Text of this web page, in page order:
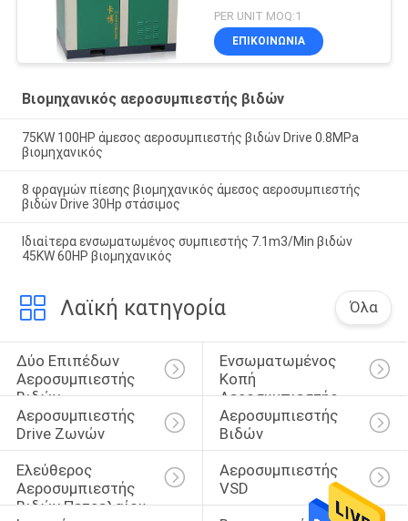
ΠΡΩΘΥΠΟΥΡΓΟΥ VSD
16Bar
PER UNIT MOQ:1
ΕΠΙΚΟΙΝΩΝΊΑ
Βιομηχανικός αεροσυμπιεστής βιδών
75KW 100HP άμεσος αεροσυμπιεστής βιδών Drive 0.8MPa
βιομηχανικός
8 φραγμών πίεσης βιομηχανικός άμεσος αεροσυμπιεστής
βιδών Drive 30Hp στάσιμος
Ιδιαίτερα ενσωματωμένος συμπιεστής 7.1m3/Min βιδών
45KW 60HP βιομηχανικός
Λαϊκή κατηγορία Όλα
Δύο Επιπέδων
Αεροσυμπιεστής
Βιδών
Ενσωματωμένος
Κοπή
Αεροσυμπιεστής
Λέιζερ
Αεροσυμπιεστής
Drive Ζωνών
Αεροσυμπιεστής
Βιδών
Ελεύθερος
Αεροσυμπιεστής
Βιδών Πετρελαίου
Αεροσυμπιεστής
VSD